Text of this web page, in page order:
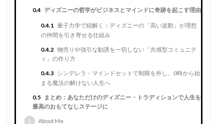
0.4 ディズニーの哲学がビジネスとマインドに奇跡を起こす理由
0.4.1 量子力学で紐解く：ディズニーの「高い波動」が理想
の仲間を引き寄せる仕組み
0.4.2 物売りや強引な勧誘を一切しない「共感型コミュニテ
ィ」の作り方
0.4.3 シンデレラ・マインドセットで制限を外し、0時から始
まる魔法の解けない人生へ
0.5 まとめ：あなただけのディズニー・トラディションで人生を
最高のおもてなしステージに
1
About Me